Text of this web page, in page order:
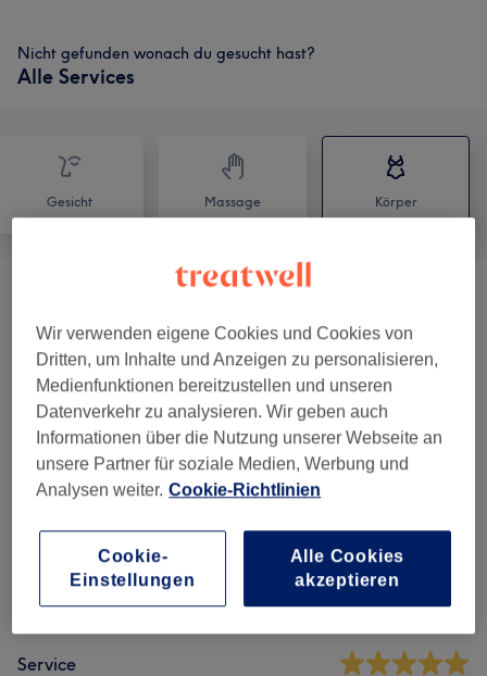
Nicht gefunden wonach du gesucht hast?
Alle Services
Gesicht Massage Körper
Salonbewertungen
4,9
Sauberkeit
Service
Wir verwenden eigene Cookies und Cookies von
Dritten, um Inhalte und Anzeigen zu personalisieren,
Medienfunktionen bereitzustellen und unseren
Datenverkehr zu analysieren. Wir geben auch
Informationen über die Nutzung unserer Webseite an
unsere Partner für soziale Medien, Werbung und
Analysen weiter. Cookie-Richtlinien
Cookie-
Einstellungen
Alle Cookies
akzeptieren